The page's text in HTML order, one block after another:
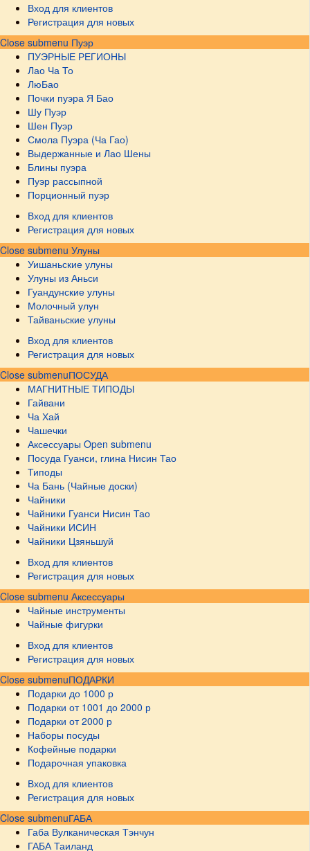
Вход для клиентов
Регистрация для новых
Close submenu Пуэр
ПУЭРНЫЕ РЕГИОНЫ
Лао Ча То
ЛюБао
Почки пуэра Я Бао
Шу Пуэр
Шен Пуэр
Смола Пуэра (Ча Гао)
Выдержанные и Лао Шены
Блины пуэра
Пуэр рассыпной
Порционный пуэр
Вход для клиентов
Регистрация для новых
Close submenu Улуны
Уишаньские улуны
Улуны из Аньси
Гуандунские улуны
Молочный улун
Тайваньские улуны
Вход для клиентов
Регистрация для новых
Close submenuПОСУДА
МАГНИТНЫЕ ТИПОДЫ
Гайвани
Ча Хай
Чашечки
Аксессуары Open submenu
Посуда Гуанси, глина Нисин Тао
Типоды
Ча Бань (Чайные доски)
Чайники
Чайники Гуанси Нисин Тао
Чайники ИСИН
Чайники Цзяньшуй
Вход для клиентов
Регистрация для новых
Close submenu Аксессуары
Чайные инструменты
Чайные фигурки
Вход для клиентов
Регистрация для новых
Close submenuПОДАРКИ
Подарки до 1000 р
Подарки от 1001 до 2000 р
Подарки от 2000 р
Наборы посуды
Кофейные подарки
Подарочная упаковка
Вход для клиентов
Регистрация для новых
Close submenuГАБА
Габа Вулканическая Тэнчун
ГАБА Таиланд